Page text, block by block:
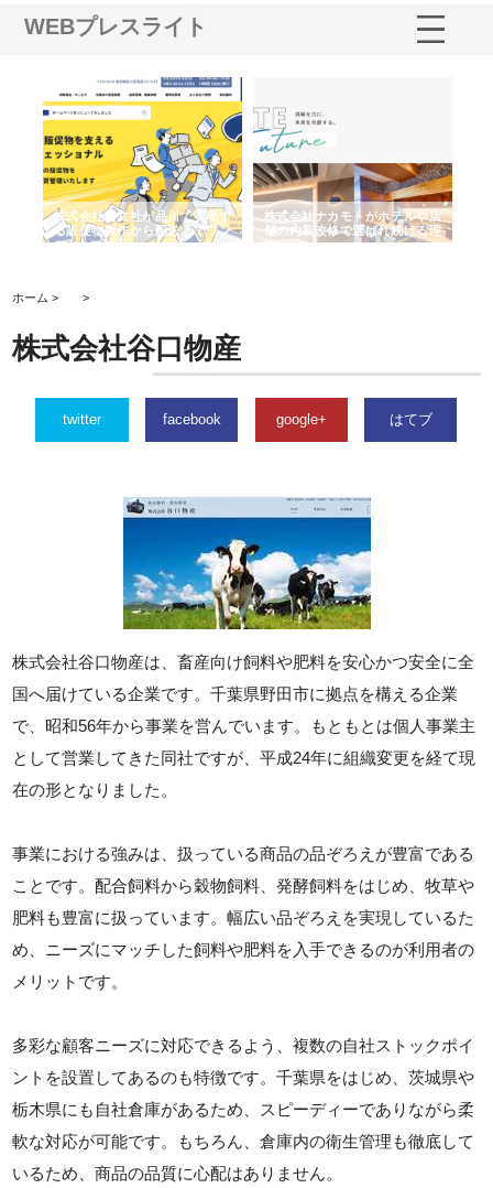
WEBプレスライト
株式会社耕文社が品川で実現す
る販促物製作から配送までワン
ストップ対応
株式会社ナカモトがホテルや店
舗の内装改修で選ばれ続ける理
由
ホーム > >
株式会社谷口物産
twitter facebook google+ はてブ
株式会社谷口物産は、畜産向け飼料や肥料を安心かつ安全に全
国へ届けている企業です。千葉県野田市に拠点を構える企業
で、昭和56年から事業を営んでいます。もともとは個人事業主
として営業してきた同社ですが、平成24年に組織変更を経て現
在の形となりました。
事業における強みは、扱っている商品の品ぞろえが豊富である
ことです。配合飼料から穀物飼料、発酵飼料をはじめ、牧草や
肥料も豊富に扱っています。幅広い品ぞろえを実現しているた
め、ニーズにマッチした飼料や肥料を入手できるのが利用者の
メリットです。
多彩な顧客ニーズに対応できるよう、複数の自社ストックポイ
ントを設置してあるのも特徴です。千葉県をはじめ、茨城県や
栃木県にも自社倉庫があるため、スピーディーでありながら柔
軟な対応が可能です。もちろん、倉庫内の衛生管理も徹底して
いるため、商品の品質に心配はありません。